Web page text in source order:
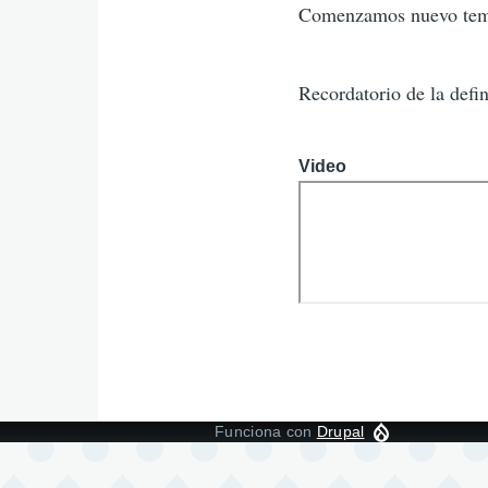
Comenzamos nuevo
Recordatorio de la
Video
Funciona con Drupal